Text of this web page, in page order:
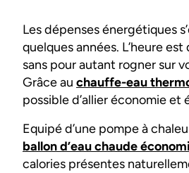
Les dépenses énergétiques
quelques années. L’heure est
sans pour autant rogner sur
Grâce au chauffe-eau
possible d’allier économie et
Equipé d’une pompe à
ballon d’eau chaude
calories présentes